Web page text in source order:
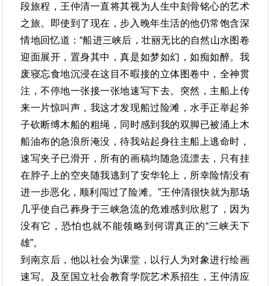
段旅程，王仲清一直将其视为人生中刻骨铭心的艺术
之旅。即使到了现在，步入晚年生活的他仍常饱含深
情地回忆道：“船进三峡后，壮丽无比的自然山水图卷
迎面展开，置身其中，真是如梦如幻，如痴如醉。我
废寝忘食地沉浸在这目不暇接的立体图卷中，全神贯
注，不停地一张接一张地速写下去。突然，主船上传
来一片惊叫声，我这才发现船过险滩，水手正举起斧
子砍断缚木船的粗绳，同时感到我的双脚已被涌上木
船油布的急浪所淹没，待我站起身往主船上逃命时，
速写夹子已滑开，所有的画稿均随急流漂去，只有挂
在脖子上的空夹随我逃到了安华轮上，所幸险情没有
进一步恶化，顺利闯过了险滩。”王仲清很快就为那场
几乎使自己葬身于三峡急流的危难感到欣慰了，因为
没有它，恐怕也就不能领略到何谓真正的“三峡天下
雄”。
到南京后，他以社会为课堂，以行人为对象进行绘画
速写。及至国立社会教育学院艺术系招生，王仲清应